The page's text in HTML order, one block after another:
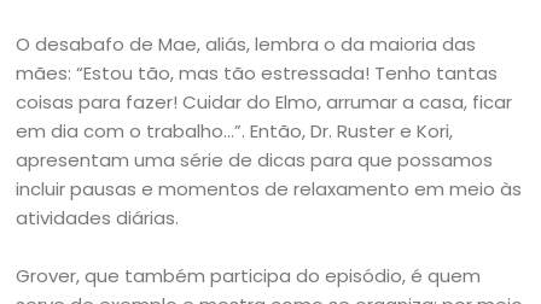
O desabafo de Mae, aliás, lembra o da maioria das
mães: “Estou tão, mas tão estressada! Tenho tantas
coisas para fazer! Cuidar do Elmo, arrumar a casa, ficar
em dia com o trabalho…”. Então, Dr. Ruster e Kori,
apresentam uma série de dicas para que possamos
incluir pausas e momentos de relaxamento em meio às
atividades diárias.
Grover, que também participa do episódio, é quem